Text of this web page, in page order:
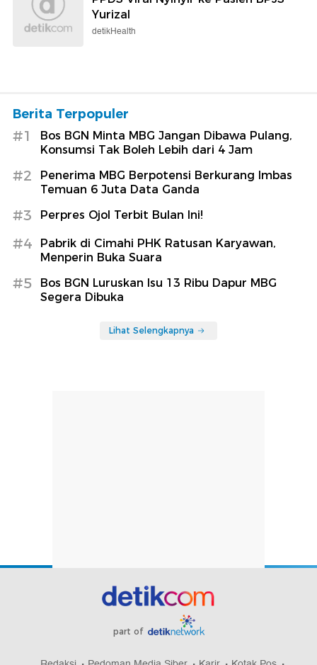
Yurizal
detikHealth
Berita Terpopuler
#1
Bos BGN Minta MBG Jangan Dibawa Pulang,
Konsumsi Tak Boleh Lebih dari 4 Jam
#2
Penerima MBG Berpotensi Berkurang Imbas
Temuan 6 Juta Data Ganda
#3 Perpres Ojol Terbit Bulan Ini!
#4
Pabrik di Cimahi PHK Ratusan Karyawan,
Menperin Buka Suara
#5
Bos BGN Luruskan Isu 13 Ribu Dapur MBG
Segera Dibuka
Lihat Selengkapnya
part of